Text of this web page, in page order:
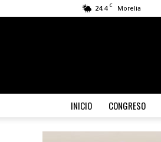
24.4 C Morelia
INICIO CONGRESO